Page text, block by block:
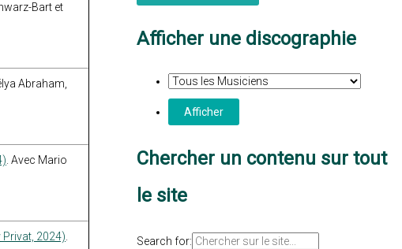
Bart et
Abraham,
. Avec Mario
2024)
Afficher une discographie
Chercher un contenu sur tout
le site
Search for: